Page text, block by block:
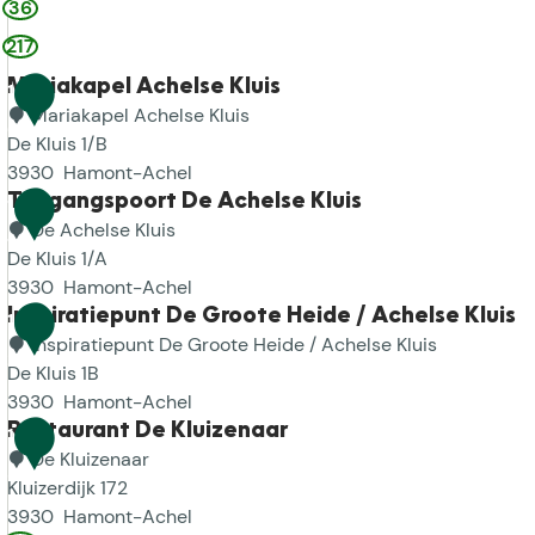
g
e
b
o
e
r
d
e
r
i
j
B
i
j
d
e
H
a
c
h
t
&
8
0
o
d
a
t
i
e
D
e
D
i
e
l
i
s
n
d
r
a
a
d
e
l
V
o
o
r
m
a
l
g
e
G
r
e
n
s
k
a
p
e
36
217
1
0
Mariakapel Achelse Kluis
Mariakapel Achelse Kluis
De Kluis 1/B
3930 Hamont-Achel
M
a
r
i
a
k
a
p
e
l
A
c
1
Toegangspoort De Achelse Kluis
De Achelse Kluis
De Kluis 1/A
3930 Hamont-Achel
T
o
e
g
a
n
g
s
1
2
Inspiratiepunt De Groote Heide / Achelse Kluis
Inspiratiepunt De Groote Heide / Achelse Kluis
De Kluis 1B
3930 Hamont-Achel
I
n
s
p
1
3
Restaurant De Kluizenaar
De Kluizenaar
Kluizerdijk 172
3930 Hamont-Achel